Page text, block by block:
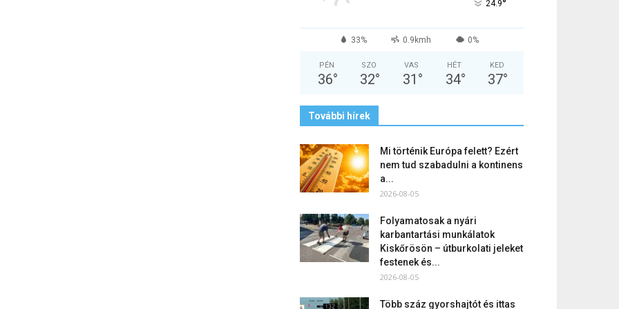
24.9°
33% 0.9kmh 0%
PÉN
36°
SZO
32°
VAS
31 °
HÉT
34°
KED
37°
További hírek
Mi történik Európa felett? Ezért
nem tud szabadulni a kontinens
a...
2026-08-05
Folyamatosak a nyári
karbantartási munkálatok
Kiskőrösön – útburkolati jeleket
festenek és...
2026-08-05
Több száz gyorshajtót és ittas